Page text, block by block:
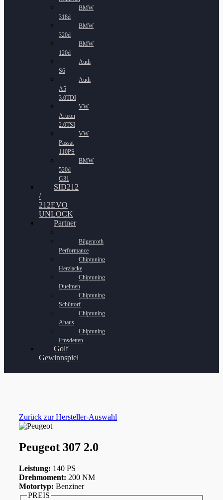
BMW
318d
BMW
320d
BMW
120d
Audi
S6
Audi
A5
3.0TDI
VW
Arteon
2.0TSI
VW
Passat
110PS
BMW
520d
G31
SID212
/
212EVO
UNLOCK
Partner
Bilgenroth
Performance
Chiptuning
Herzlacke
Chiptuning
Duelmen
Chiptuning
Schüttorf
Chiptuning
Ahaus
Chiptuning
Emsdetten
Golf
Gewinnspiel
Zurück zur Hersteller-Auswahl
Peugeot 307 2.0
Leistung: 140 PS
Drehmoment: 200 NM
Motortyp: Benziner
PREIS